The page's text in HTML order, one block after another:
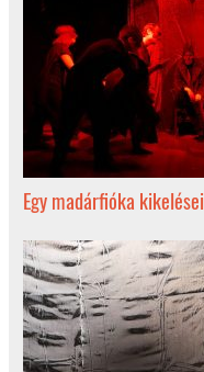
Egy madárfióka kikelései